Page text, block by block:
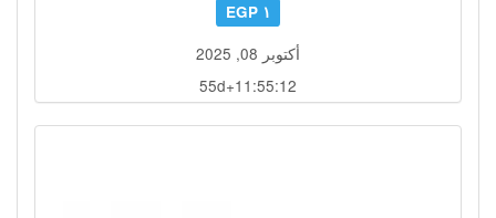
١ EGP
أكتوبر 08, 2025
55d+11:55:11